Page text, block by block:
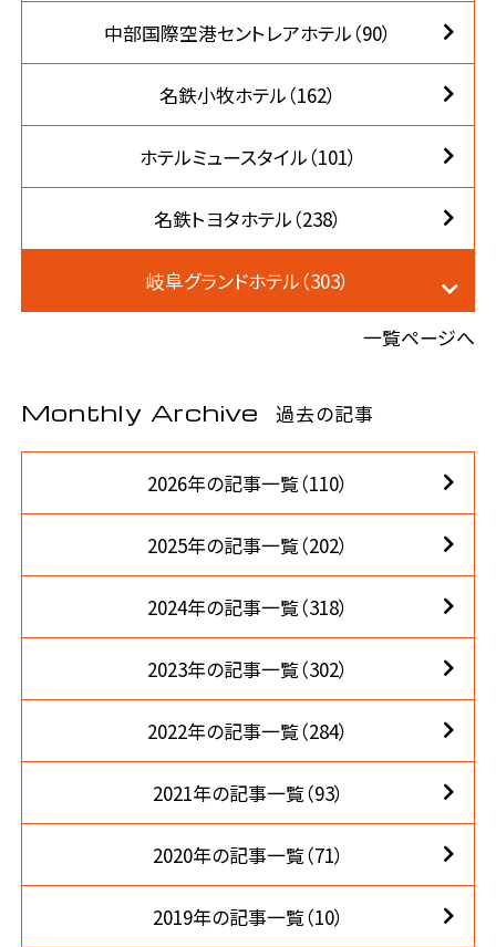
中部国際空港セントレアホテル（90）
名鉄小牧ホテル（162）
ホテルミュースタイル（101）
名鉄トヨタホテル（238）
岐阜グランドホテル（303）
一覧ページへ
Monthly Archive 過去の記事
2026年の記事一覧（110）
2025年の記事一覧（202）
2024年の記事一覧（318）
2023年の記事一覧（302）
2022年の記事一覧（284）
2021年の記事一覧（93）
2020年の記事一覧（71）
2019年の記事一覧（10）